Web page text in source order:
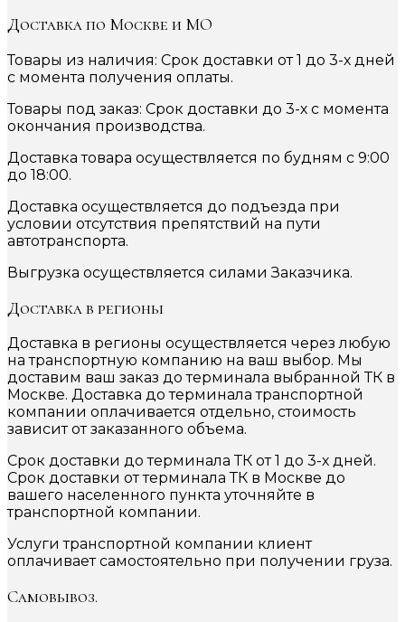
Доставка по Москве и МО
Товары из наличия: Срок доставки от 1 до 3-х дней
с момента получения оплаты.
Товары под заказ: Срок доставки до 3-х с момента
окончания производства.
Доставка товара осуществляется по будням с 9:00
до 18:00.
Доставка осуществляется до подъезда при
условии отсутствия препятствий на пути
автотранспорта.
Выгрузка осуществляется силами Заказчика.
Доставка в регионы
Доставка в регионы осуществляется через любую
на транспортную компанию на ваш выбор. Мы
доставим ваш заказ до терминала выбранной ТК в
Москве. Доставка до терминала транспортной
компании оплачивается отдельно, стоимость
зависит от заказанного объема.
Срок доставки до терминала ТК от 1 до 3-х дней.
Срок доставки от терминала ТК в Москве до
вашего населенного пункта уточняйте в
транспортной компании.
Услуги транспортной компании клиент
оплачивает самостоятельно при получении груза.
Самовывоз.